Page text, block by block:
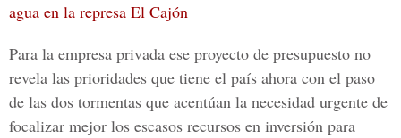
agua en la represa El Cajón
Para la empresa privada ese proyecto de presupuesto no
revela las prioridades que tiene el país ahora con el paso
de las dos tormentas que acentúan la necesidad urgente de
focalizar mejor los escasos recursos en inversión para